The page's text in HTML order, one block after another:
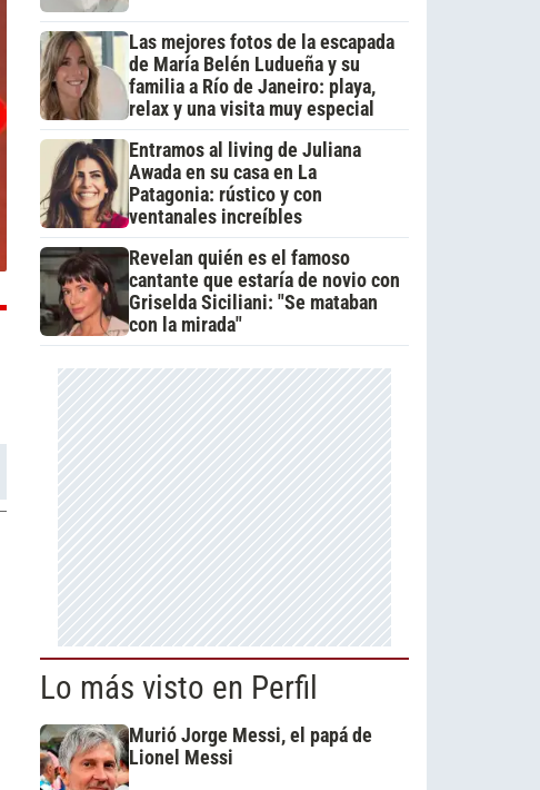
Las mejores fotos de la escapada
de María Belén Ludueña y su
familia a Río de Janeiro: playa,
relax y una visita muy especial
Entramos al living de Juliana
Awada en su casa en La
Patagonia: rústico y con
ventanales increíbles
Revelan quién es el famoso
cantante que estaría de novio con
Griselda Siciliani: "Se mataban
con la mirada"
Lo más visto en Perfil
Murió Jorge Messi, el papá de
Lionel Messi